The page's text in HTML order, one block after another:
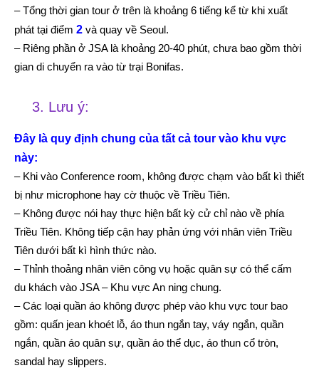
– Tổng thời gian tour ở trên là khoảng 6 tiếng kể từ khi xuất
phát tại điểm 2 và quay về Seoul.
– Riêng phần ở JSA là khoảng 20-40 phút, chưa bao gồm thời
gian di chuyển ra vào từ trại Bonifas.
3. Lưu ý:
Đây là quy định chung của tất cả tour vào khu vực
này:
– Khi vào Conference room, không được chạm vào bất kì thiết
bị như microphone hay cờ thuộc về Triều Tiên.
– Không được nói hay thực hiện bất kỳ cử chỉ nào về phía
Triều Tiên. Không tiếp cận hay phản ứng với nhân viên Triều
Tiên dưới bất kì hình thức nào.
– Thỉnh thoảng nhân viên công vụ hoặc quân sự có thể cấm
du khách vào JSA – Khu vực An ning chung.
– Các loại quần áo không được phép vào khu vực tour bao
gồm: quấn jean khoét lỗ, áo thun ngắn tay, váy ngắn, quần
ngắn, quần áo quân sự, quần áo thể dục, áo thun cổ tròn,
sandal hay slippers.